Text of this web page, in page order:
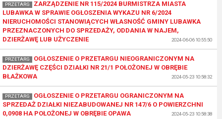
PRZETARG
ZARZĄDZENIE NR 115/2024 BURMISTRZA MIASTA
LUBAWKA W SPRAWIE OGŁOSZENIA WYKAZU NR 6/2024
NIERUCHOMOŚCI STANOWIĄCYCH WŁASNOŚĆ GMINY LUBAWKA
PRZEZNACZONYCH DO SPRZEDAŻY, ODDANIA W NAJEM,
DZIERŻAWĘ LUB UŻYCZENIE
2024-06-06 10:55:50
PRZETARG
OGŁOSZENIE O PRZETARGU NIEOGRANICZONYM NA
DZIERŻAWĘ CZĘŚCI DZIAŁKI NR 21/1 POŁOŻONEJ W OBRĘBIE
BŁAŻKOWA
2024-05-23 10:58:32
PRZETARG
OGŁOSZENIE O PRZETARGU OGRANICZONYM NA
SPRZEDAŻ DZIAŁKI NIEZABUDOWANEJ NR 147/6 O POWIERZCHNI
0,0908 HA POŁOŻONEJ W OBRĘBIE OPAWA
2024-05-23 10:58:38